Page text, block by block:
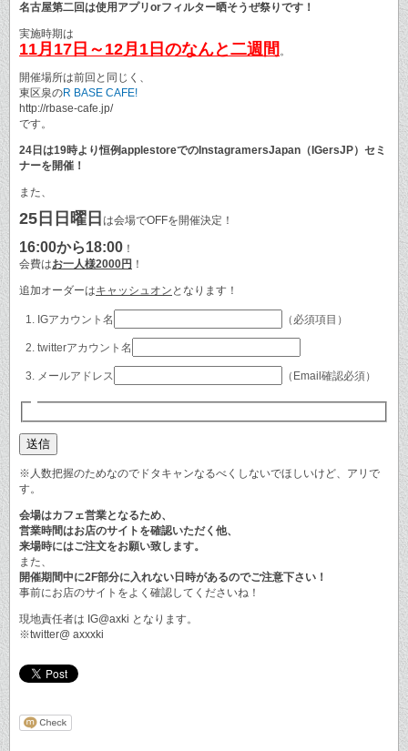
名古屋第二回は使用アプリorフィルター晒そうぜ祭りです！
実施時期は
11月17日～12月1日のなんと二週間 。
開催場所は前回と同じく、
東区泉のR BASE CAFE!
http://rbase-cafe.jp/
です。
24日は19時より恒例applestoreでのInstagramersJapan（IGersJP）セミ
ナーを開催！
また、
25日日曜日 は会場でOFFを開催決定！
16:00から18:00 ！
会費はお一人様2000円 ！
追加オーダーはキャッシュオン となります！
IGアカウント名 （必須項目）
twitterアカウント名
メールアドレス （Email確認必須）
※人数把握のためなのでドタキャンなるべくしないでほしいけど、アリで
す。
会場はカフェ営業となるため、
営業時間はお店のサイトを確認いただく他、
来場時にはご注文をお願い致します。
また、
開催期間中に2F部分に入れない日時があるのでご注意下さい！
事前にお店のサイトをよく確認してくださいね！
現地責任者は IG@axki となります。
※twitter@ axxxki